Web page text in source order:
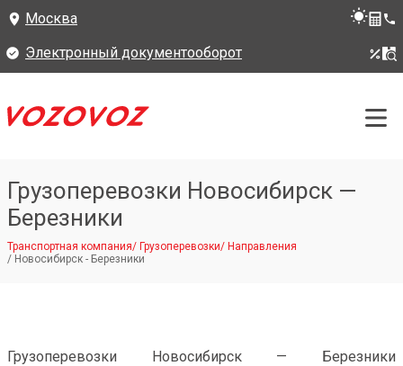
Москва
Электронный документооборот
Грузоперевозки Новосибирск —
Березники
Транспортная компания/ Грузоперевозки/ Направления
/ Новосибирск - Березники
Грузоперевозки Новосибирск — Березники